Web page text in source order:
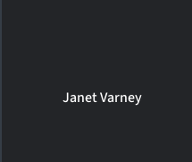
Janet Varney